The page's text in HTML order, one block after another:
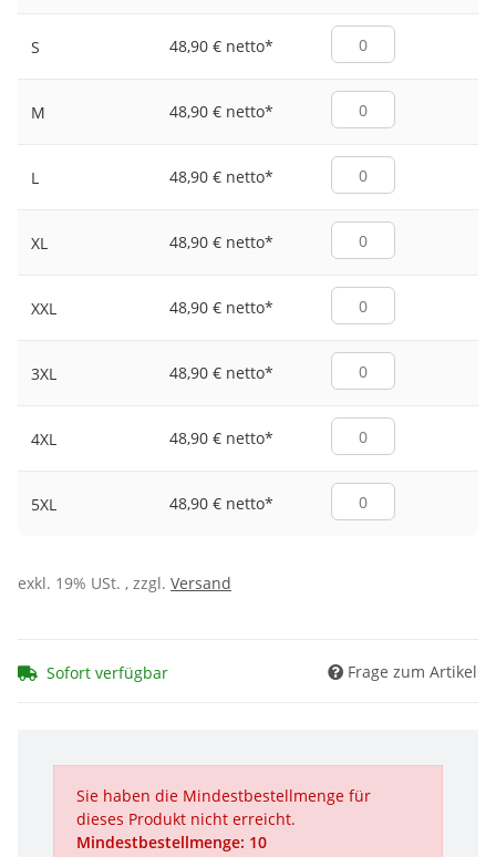
S 48,90 € netto*
M 48,90 € netto*
L 48,90 € netto*
XL 48,90 € netto*
XXL 48,90 € netto*
3XL 48,90 € netto*
4XL 48,90 € netto*
5XL 48,90 € netto*
exkl. 19% USt. , zzgl. Versand
Sofort verfügbar Frage zum Artikel
Sie haben die Mindestbestellmenge für
dieses Produkt nicht erreicht.
Mindestbestellmenge: 10